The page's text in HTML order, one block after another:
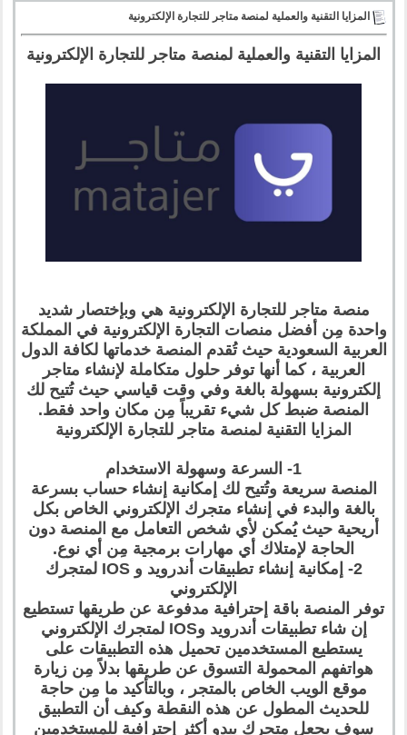
المزايا التقنية والعملية لمنصة متاجر للتجارة الإلكترونية
المزايا التقنية والعملية لمنصة متاجر للتجارة الإلكترونية
منصة متاجر للتجارة الإلكترونية هي وبإختصار شديد
واحدة مِن أفضل منصات التجارة الإلكترونية في المملكة
العربية السعودية حيث تُقدم المنصة خدماتها لكافة الدول
العربية ، كما أنها توفر حلول متكاملة لإنشاء متاجر
إلكترونية بسهولة بالغة وفي وقت قياسي حيث تُتيح لك
المنصة ضبط كل شيء تقريباً مِن مكان واحد فقط.
المزايا التقنية لمنصة متاجر للتجارة الإلكترونية
1- السرعة وسهولة الاستخدام
المنصة سريعة وتُتيح لك إمكانية إنشاء حساب بسرعة
بالغة والبدء في إنشاء متجرك الإلكتروني الخاص بكل
أريحية حيث يُمكن لأي شخص التعامل مع المنصة دون
الحاجة لإمتلاك أي مهارات برمجية مِن أي نوع.
2- إمكانية إنشاء تطبيقات أندرويد و IOS لمتجرك
الإلكتروني
توفر المنصة باقة إحترافية مدفوعة عن طريقها تستطيع
إن شاء تطبيقات أندرويد وIOS لمتجرك الإلكتروني
يستطيع المستخدمين تحميل هذه التطبيقات على
هواتفهم المحمولة التسوق عن طريقها بدلاً مِن زيارة
موقع الويب الخاص بالمتجر ، وبالتأكيد ما مِن حاجة
للحديث المطول عن هذه النقطة وكيف أن التطبيق
سوف يجعل متجرك يبدو أكثر إحترافية للمستخدمين